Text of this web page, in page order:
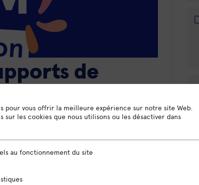
de
un mini audit
souhaitant perfectionner un de leurs
de communication de ton choix.
pour vous offrir la meilleure expérience sur notre site Web.
sur les cookies que nous utilisons ou les désactiver dans
du site
au fonctionnement du site